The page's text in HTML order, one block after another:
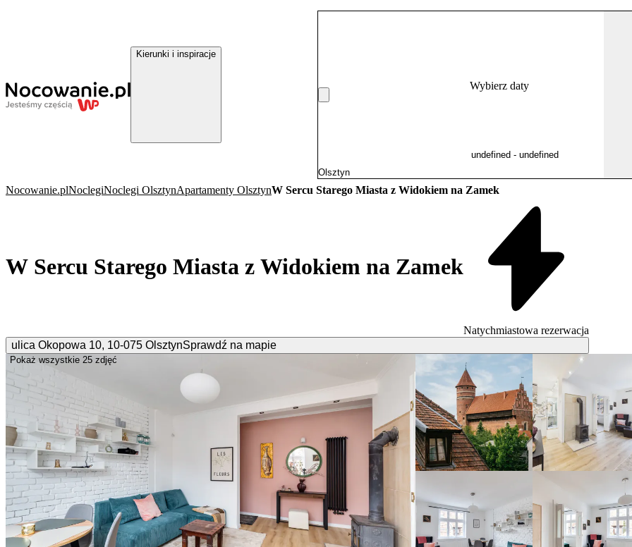
Kierunki i inspiracje
Wybierz daty
Nocowanie.plNoclegiNoclegi OlsztynApartamenty OlsztynW Sercu Starego Miasta z Widokiem na Zamek
W Sercu Starego Miasta z Widokiem na Zamek
Natychmiastowa rezerwacja
ulica Okopowa 10, 10-075 OlsztynSprawdź na mapie
Pokaż wszystkie 25 zdjęć